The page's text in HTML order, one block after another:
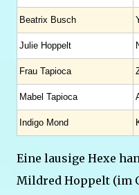
Beatrix Busch
Julie Hoppelt
Frau Tapioca
Mabel Tapioca
Indigo Mond
Eine lausige Hexe
Mildred Hoppelt (im